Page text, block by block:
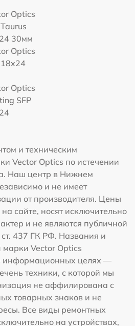
Optics
30мм
Optics
18x24
Optics
SFP
и техническим
Vector Optics по истечении
Наш центр в Нижнем
и не имеет
от производителя. Цены
сайте, носят исключительно
и не являются публичной
437 ГК РФ. Названия и
марки Vector Optics
информационных целях —
техники, с которой мы
не аффилирована с
товарных знаков и не
Все виды ремонтных
на устройствах,